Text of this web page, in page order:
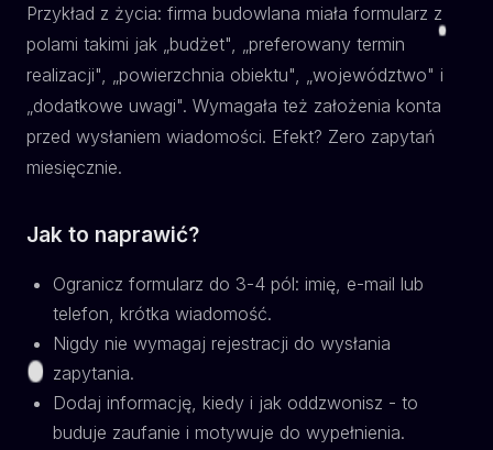
Przykład z życia: firma budowlana miała formularz z
polami takimi jak „budżet", „preferowany termin
realizacji", „powierzchnia obiektu", „województwo" i
„dodatkowe uwagi". Wymagała też założenia konta
przed wysłaniem wiadomości. Efekt? Zero zapytań
miesięcznie.
Jak to naprawić?
Ogranicz formularz do 3-4 pól: imię, e-mail lub
telefon, krótka wiadomość.
Nigdy nie wymagaj rejestracji do wysłania
zapytania.
Dodaj informację, kiedy i jak oddzwonisz - to
buduje zaufanie i motywuje do wypełnienia.